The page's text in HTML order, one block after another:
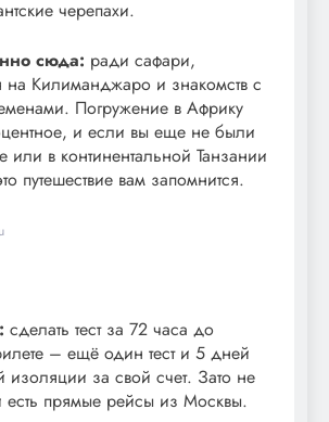
черепахи.
сюда: ради сафари,
на Килиманджаро и знакомств с
Погружение в Африку
и если вы еще не были
или в континентальной Танзании
путешествие вам запомнится.
сделать тест за 72 часа до
– ещё один тест и 5 дней
изоляции за свой счет. Зато не
есть прямые рейсы из Москвы.